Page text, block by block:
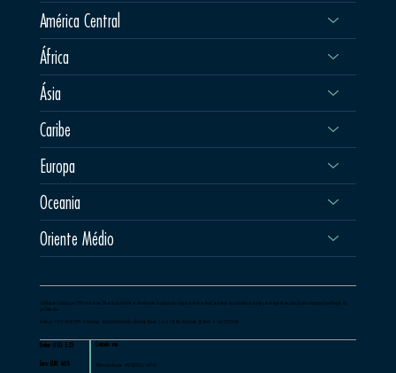
América Central
África
Ásia
Caribe
Europa
Oceania
Oriente Médio
Euro: EUR: 6.08
Dolar: USD: 5.25
Última atualização: 04/08/2026, 16:47:05
Cotado em
A Milessis foi fundada em 1997 e tem como filosofia de trabalho o atendimento às agências de viagens de todo o Brasil, com foco na qualidade de serviços, total suporte aos seus clientes e incansável qualificação de
profissionais.
Telefone: +55 21 2460-1599 •Endereço - Avenida Embaixador Abelardo Bueno 1, loja 169, Rio de Janeiro, RJ, Brasil • Cep 22775-040